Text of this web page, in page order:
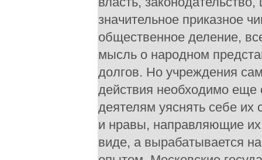
значительное приказное
общественное деление,
мысль о народном
долгов. Но учреждения
действия необходимо
деятелям уяснять себе
и нравы, направляющие их
виде, а вырабатывается